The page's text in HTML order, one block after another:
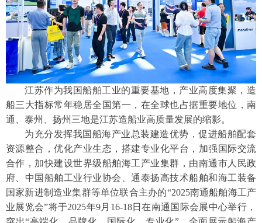
江苏作为我国船舶工业的重要基地，产业高度集聚，造
船三大指标常年稳居全国第一，在全球也占据重要地位，南
通、泰州、扬州三地是江苏造船业高质量发展的缩影。
为充分发挥我国船海产业总装建造优势，促进船舶配套
资源整合，优化产业生态，搭建专业化平台，加强国际交流
合作，加快建设世界级船舶海工产业集群，由南通市人民政
府、中国船舶工业行业协会、通泰扬高技术船舶和海工装备
国家新进制造业集群等单位联合主办的“2025南通船舶海工产
业展览会”将于2025年9月16-18日在南通国际会展中心举行，